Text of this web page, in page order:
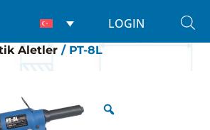
LOGIN
Perçİn makİnelerİ /Perçinler
Aletler/ PT-8L